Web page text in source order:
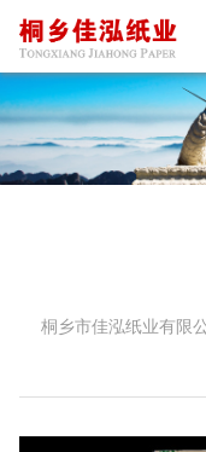
桐乡市佳泓纸业有限